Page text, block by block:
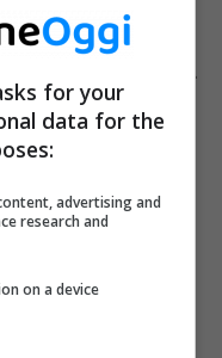
non deve
di quest’ultimo.
for your
data for the
advertising and
research and
on a device